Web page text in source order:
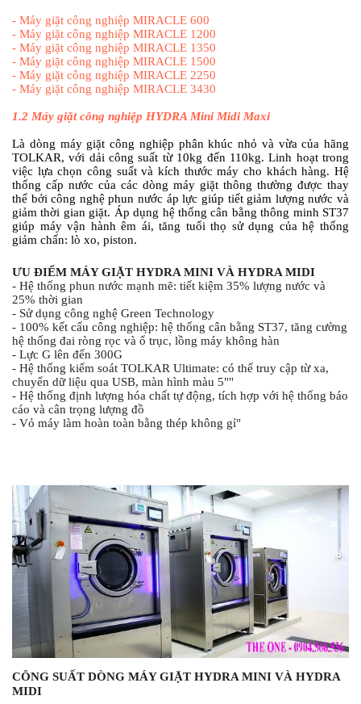
- Máy giặt công nghiệp MIRACLE 600
- Máy giặt công nghiệp MIRACLE 1200
- Máy giặt công nghiệp MIRACLE 1350
- Máy giặt công nghiệp MIRACLE 1500
- Máy giặt công nghiệp MIRACLE 2250
- Máy giặt công nghiệp MIRACLE 3430
1.2 Máy giặt công nghiệp HYDRA Mini Midi Maxi
Là dòng máy giặt công nghiệp phân khúc nhỏ và vừa của hãng
TOLKAR, với dải công suất từ 10kg đến 110kg. Linh hoạt trong
việc lựa chọn công suất và kích thước máy cho khách hàng. Hệ
thống cấp nước của các dòng máy giặt thông thường được thay
thế bởi công nghệ phun nước áp lực giúp tiết giảm lượng nước và
giảm thời gian giặt. Áp dụng hệ thống cân bằng thông minh ST37
giúp máy vận hành êm ái, tăng tuổi thọ sử dụng của hệ thống
giảm chấn: lò xo, piston.
ƯU ĐIỂM MÁY GIẶT HYDRA MINI VÀ HYDRA MIDI
- Hệ thống phun nước mạnh mẽ: tiết kiệm 35% lượng nước và
25% thời gian
- Sử dụng công nghệ Green Technology
- 100% kết cấu công nghiệp: hệ thống cân bằng ST37, tăng cường
hệ thống đai ròng rọc và ổ trục, lồng máy không hàn
- Lực G lên đến 300G
- Hệ thống kiểm soát TOLKAR Ultimate: có thể truy cập từ xa,
chuyển dữ liệu qua USB, màn hình màu 5""
- Hệ thống định lượng hóa chất tự động, tích hợp với hệ thống báo
cáo và cân trọng lượng đồ
- Vỏ máy làm hoàn toàn bằng thép không gỉ"
CÔNG SUẤT DÒNG MÁY GIẶT HYDRA MINI VÀ HYDRA
MIDI